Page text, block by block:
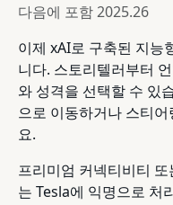
다음에 포함2025.26
이제 xAI로 구축된 지능
니다. 스토리텔러부터
와 성격을 선택할 수 있
으로 이동하거나 스티
요.
프리미엄 커넥티비티
는 Tesla에 익명으로 처